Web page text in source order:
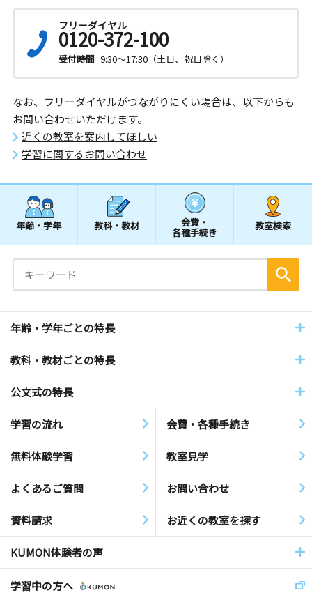
フリーダイヤル
0120-372-100
受付時間 9:30～17:30（土日、祝日除く）
なお、フリーダイヤルがつながりにくい場合は、以下からも
お問い合わせいただけます。
近くの教室を案内してほしい
学習に関するお問い合わせ
年齢・学年 教科・教材 会費・
各種手続き
教室検索
年齢・学年ごとの特長
教科・教材ごとの特長
公文式の特長
学習の流れ 会費・各種手続き
無料体験学習 教室見学
よくあるご質問 お問い合わせ
資料請求 お近くの教室を探す
KUMON体験者の声
学習中の方へ